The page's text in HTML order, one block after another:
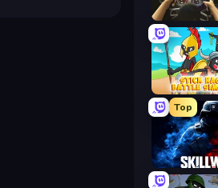
Racing Limits
Top
SkillWarz